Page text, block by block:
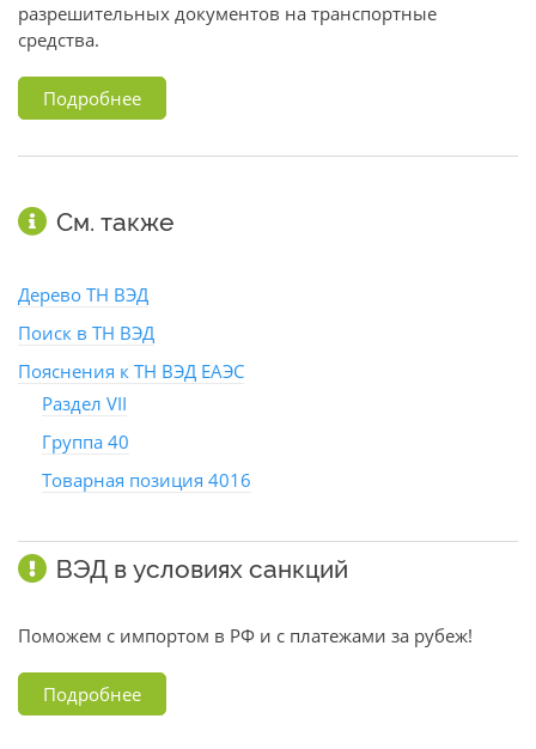
разрешительных документов на транспортные
средства.
Подробнее
См. также
Дерево ТН ВЭД
Поиск в ТН ВЭД
Пояснения к ТН ВЭД ЕАЭС
Раздел VII
Группа 40
Товарная позиция 4016
ВЭД в условиях санкций
Поможем с импортом в РФ и с платежами за рубеж!
Подробнее